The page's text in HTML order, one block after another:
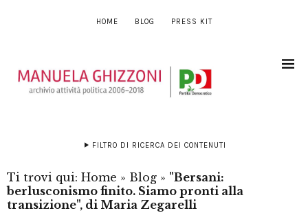
HOME BLOG PRESS KIT
FILTRO DI RICERCA DEI CONTENUTI
Ti trovi qui: Home » Blog » "Bersani:
berlusconismo finito. Siamo pronti alla
transizione", di Maria Zegarelli